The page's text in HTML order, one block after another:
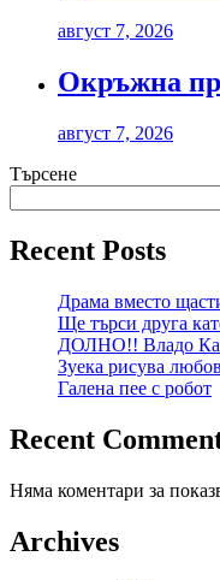
август 7, 2026
Окръжна
август 7, 2026
Търсене
Recent Posts
Драма вместо
Ще търси друга
ДОЛНО!! Владо
Зуека рисува
Галена пее с робот
Recent
Няма коментари за
Archives